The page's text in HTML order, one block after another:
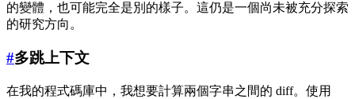
的變體，也可能完全是別的樣子。這仍是一個尚未被充分探索
的研究方向。
#多跳上下文
在我的程式碼庫中，我想要計算兩個字串之間的 diff。使用